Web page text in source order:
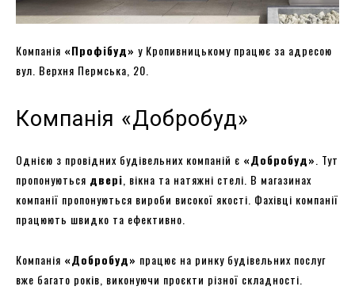
Компанія «Профібуд» у Кропивницькому працює за адресою
вул. Верхня Пермська, 20.
Компанія «Добробуд»
Однією з провідних будівельних компаній є «Добробуд». Тут
пропонуються двері, вікна та натяжні стелі. В магазинах
компанії пропонуються вироби високої якості. Фахівці компанії
працюють швидко та ефективно.
Компанія «Добробуд» працює на ринку будівельних послуг
вже багато років, виконуючи проєкти різної складності.